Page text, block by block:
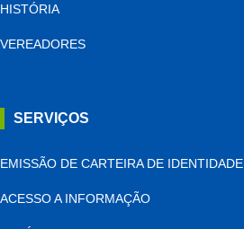
HISTÓRIA
VEREADORES
SERVIÇOS
EMISSÃO DE CARTEIRA DE IDENTIDADE
ACESSO A INFORMAÇÃO